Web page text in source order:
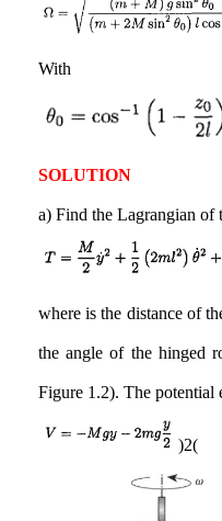
With
SOLUTION
a) Find the Lagrangian of
where is the distance of
the angle of the hinged
Figure 1.2). The potential
(2)